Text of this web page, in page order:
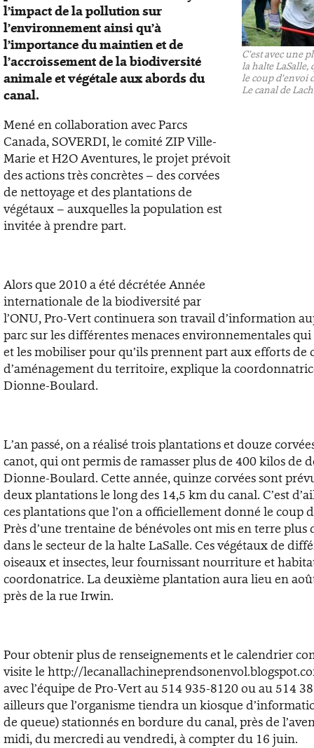
l’impact de la pollution sur
l’environnement ainsi qu’à
l’importance du maintien et de
l’accroissement de la biodiversité
animale et végétale aux abords du
canal.
C’est avec une
la halte LaSalle,
le coup d’envoi
Le canal de
Mené en collaboration avec Parcs
Canada, SOVERDI, le comité ZIP Ville-
Marie et H2O Aventures, le projet prévoit
des actions très concrètes – des corvées
de nettoyage et des plantations de
végétaux – auxquelles la population est
invitée à prendre part.
Alors que 2010 a été décrétée Année
internationale de la biodiversité par
l’ONU, Pro-Vert continuera son travail d’information
parc sur les différentes menaces environnementales qui
et les mobiliser pour qu’ils prennent part aux efforts de
d’aménagement du territoire, explique la
Dionne-Boulard.
L’an passé, on a réalisé trois plantations et douze
canot, qui ont permis de ramasser plus de 400 kilos de
Dionne-Boulard. Cette année, quinze corvées sont
deux plantations le long des 14,5 km du canal. C’est
ces plantations que l’on a officiellement donné le coup
Près d’une trentaine de bénévoles ont mis en terre plus
dans le secteur de la halte LaSalle. Ces végétaux de
oiseaux et insectes, leur fournissant nourriture et
coordonatrice. La deuxième plantation aura lieu en
près de la rue Irwin.
Pour obtenir plus de renseignements et le calendrier
visite le http://
avec l’équipe de Pro-Vert au 514 935-8120 ou au 514
ailleurs que l’organisme tiendra un kiosque
de queue) stationnés en bordure du canal, près de
midi, du mercredi au vendredi, à compter du 16 juin.